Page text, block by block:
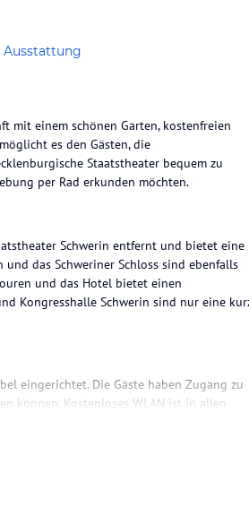
Ausstattung
mit einem schönen Garten, kostenfreien
es den Gästen, die
Staatstheater bequem zu
per Rad erkunden möchten.
Schwerin entfernt und bietet eine
und das Schweriner Schloss sind ebenfalls
und das Hotel bietet einen
Kongresshalle Schwerin sind nur eine
eingerichtet. Die Gäste haben Zugang zu
können. Kostenloses WLAN ist in allen